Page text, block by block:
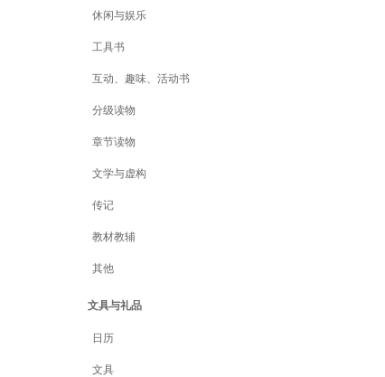
休闲与娱乐
工具书
互动、趣味、活动书
分级读物
章节读物
文学与虚构
传记
教材教辅
其他
文具与礼品
日历
文具